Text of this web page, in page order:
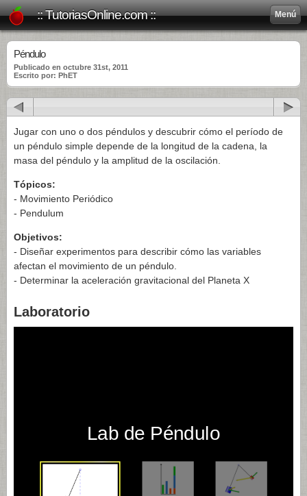
:: TutoriasOnline.com :: Menú
Péndulo
Publicado en octubre 31st, 2011
Escrito por: PhET
Jugar con uno o dos péndulos y descubrir cómo el período de
un péndulo simple depende de la longitud de la cadena, la
masa del péndulo y la amplitud de la oscilación.
Tópicos:
- Movimiento Periódico
- Pendulum
Objetivos:
- Diseñar experimentos para describir cómo las variables
afectan el movimiento de un péndulo.
- Determinar la aceleración gravitacional del Planeta X
Laboratorio